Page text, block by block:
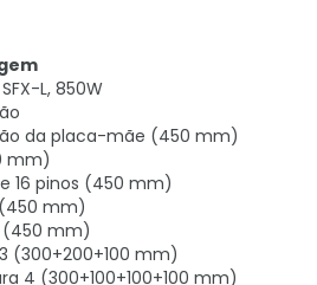
L, 850W
da placa-mãe (450 mm)
mm)
16 pinos (450 mm)
(450 mm)
(450 mm)
(300+200+100 mm)
4 (300+100+100+100 mm)